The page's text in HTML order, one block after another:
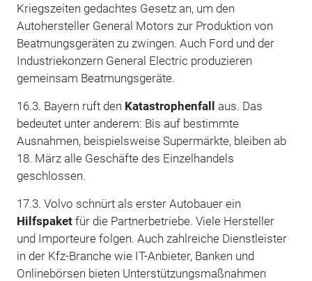
Kriegszeiten gedachtes Gesetz an, um den
Autohersteller General Motors zur Produktion von
Beatmungsgeräten zu zwingen. Auch Ford und der
Industriekonzern General Electric produzieren
gemeinsam Beatmungsgeräte.
16.3. Bayern ruft den Katastrophenfall aus. Das
bedeutet unter anderem: Bis auf bestimmte
Ausnahmen, beispielsweise Supermärkte, bleiben ab
18. März alle Geschäfte des Einzelhandels
geschlossen.
17.3. Volvo schnürt als erster Autobauer ein
Hilfspaketfür die Partnerbetriebe. Viele Hersteller
und Importeure folgen. Auch zahlreiche Dienstleister
in der Kfz-Branche wie IT-Anbieter, Banken und
Onlinebörsen bieten Unterstützungsmaßnahmen